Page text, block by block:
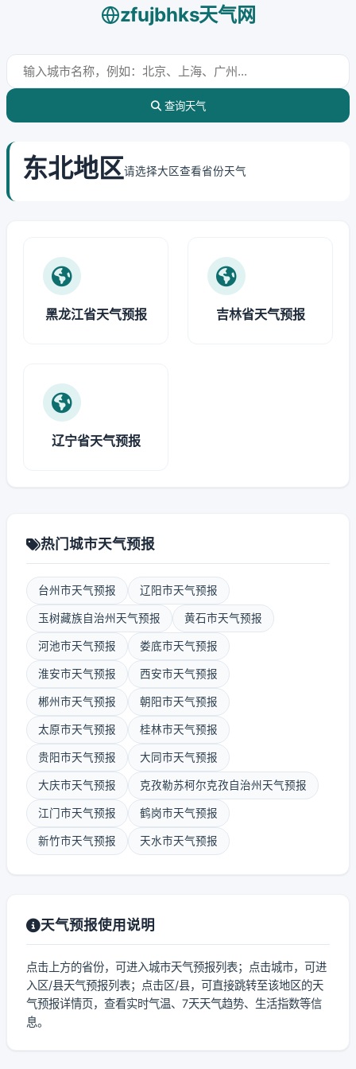
zfujbhks天气网
查询天气
东北地区请选择大区查看省份天气
黑龙江省天气预报 吉林省天气预报
辽宁省天气预报
热门城市天气预报
台州市天气预报 辽阳市天气预报
玉树藏族自治州天气预报 黄石市天气预报
河池市天气预报 娄底市天气预报
淮安市天气预报 西安市天气预报
郴州市天气预报 朝阳市天气预报
太原市天气预报 桂林市天气预报
贵阳市天气预报 大同市天气预报
大庆市天气预报 克孜勒苏柯尔克孜自治州天气预报
江门市天气预报 鹤岗市天气预报
新竹市天气预报 天水市天气预报
天气预报使用说明
点击上方的省份，可进入城市天气预报列表；点击城市，可进
入区/县天气预报列表；点击区/县，可直接跳转至该地区的天
气预报详情页，查看实时气温、7天天气趋势、生活指数等信
息。